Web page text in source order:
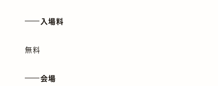
入場料
無料
会場